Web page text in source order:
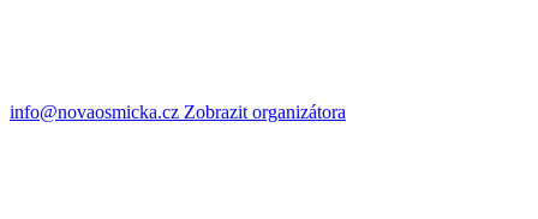
info@novaosmicka.cz Zobrazit organizátora